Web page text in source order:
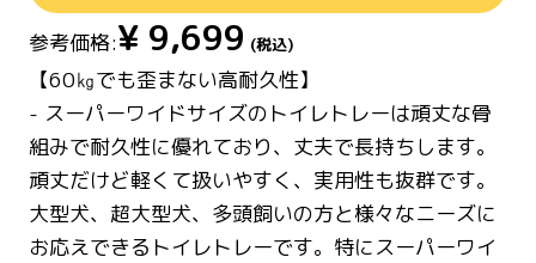
参考価格:¥ 9,699 (税込)
【60㎏でも歪まない高耐久性】
- スーパーワイドサイズのトイレトレーは頑丈な骨
組みで耐久性に優れており、丈夫で長持ちします。
頑丈だけど軽くて扱いやすく、実用性も抜群です。
大型犬、超大型犬、多頭飼いの方と様々なニーズに
お応えできるトイレトレーです。特にスーパーワイ